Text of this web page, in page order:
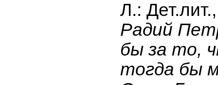
Л.:
Радий
бы за то,
тогда бы